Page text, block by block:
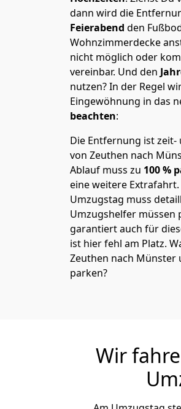
dann wird die
Feierabend den
Wohnzimmerdecke
nicht möglich oder
vereinbar. Und den
nutzen? In der Regel
Eingewöhnung in das
beachten:
Die Entfernung ist
von Zeuthen nach
Ablauf muss zu 100 %
eine weitere
Umzugstag muss
Umzugshelfer müssen
garantiert auch für
ist hier fehl am Platz.
Zeuthen nach
parken?
Wir